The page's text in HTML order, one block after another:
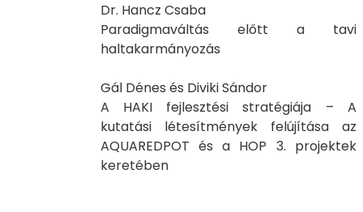
Dr. Hancz Csaba
Paradigmaváltás előtt a tavi
haltakarmányozás
Gál Dénes és Diviki Sándor
A HAKI fejlesztési stratégiája – A
kutatási létesítmények felújítása az
AQUAREDPOT és a HOP 3. projektek
keretében